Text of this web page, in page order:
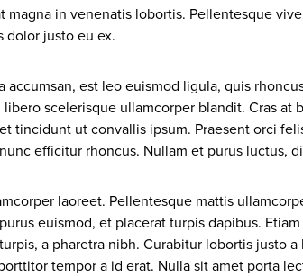
magna in venenatis lobortis. Pellentesque
dolor justo eu ex.
accumsan, est leo euismod ligula, quis
scelerisque ullamcorper blandit. Cras at
tincidunt ut convallis ipsum. Praesent orci
efficitur rhoncus. Nullam et purus luctus,
laoreet. Pellentesque mattis
euismod, et placerat turpis dapibus.
a pharetra nibh. Curabitur lobortis justo
tempor a id erat. Nulla sit amet porta